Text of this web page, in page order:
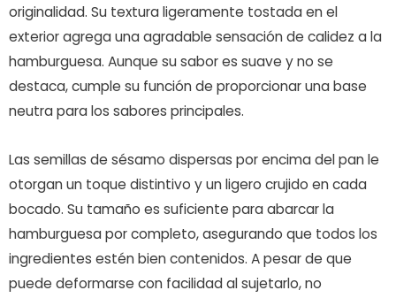
originalidad. Su textura ligeramente tostada en el
exterior agrega una agradable sensación de calidez a la
hamburguesa. Aunque su sabor es suave y no se
destaca, cumple su función de proporcionar una base
neutra para los sabores principales.
Las semillas de sésamo dispersas por encima del pan le
otorgan un toque distintivo y un ligero crujido en cada
bocado. Su tamaño es suficiente para abarcar la
hamburguesa por completo, asegurando que todos los
ingredientes estén bien contenidos. A pesar de que
puede deformarse con facilidad al sujetarlo, no